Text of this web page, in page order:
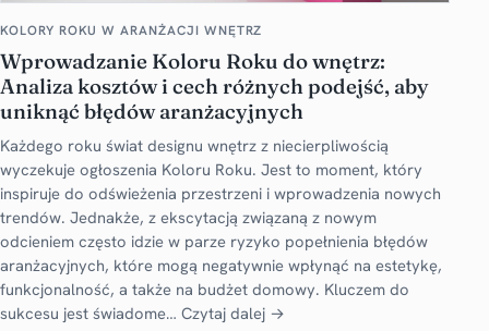
KOLORY ROKU W ARANŻACJI WNĘTRZ
Wprowadzanie Koloru Roku do wnętrz:
Analiza kosztów i cech różnych podejść, aby
uniknąć błędów aranżacyjnych
Każdego roku świat designu wnętrz z niecierpliwością
wyczekuje ogłoszenia Koloru Roku. Jest to moment, który
inspiruje do odświeżenia przestrzeni i wprowadzenia nowych
trendów. Jednakże, z ekscytacją związaną z nowym
odcieniem często idzie w parze ryzyko popełnienia błędów
aranżacyjnych, które mogą negatywnie wpłynąć na estetykę,
funkcjonalność, a także na budżet domowy. Kluczem do
sukcesu jest świadome… Czytaj dalej →